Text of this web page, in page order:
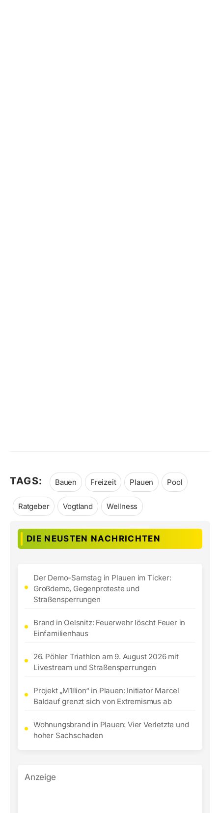
TAGS: Bauen Freizeit Plauen Pool
Ratgeber Vogtland Wellness
DIE NEUSTEN NACHRICHTEN
Der Demo-Samstag in Plauen im Ticker:
Großdemo, Gegenproteste und
Straßensperrungen
Brand in Oelsnitz: Feuerwehr löscht Feuer in
Einfamilienhaus
26. Pöhler Triathlon am 9. August 2026 mit
Livestream und Straßensperrungen
Projekt „M1llion“ in Plauen: Initiator Marcel
Baldauf grenzt sich von Extremismus ab
Wohnungsbrand in Plauen: Vier Verletzte und
hoher Sachschaden
Anzeige